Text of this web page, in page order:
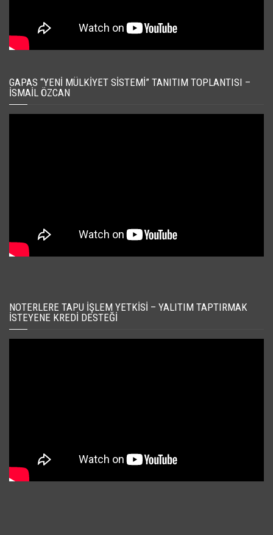
GAPAS “YENI MÜLKIYET SISTEMI” TANITIM TOPLANTISI –
İSMAIL ÖZCAN
NOTERLERE TAPU İŞLEM YETKISI – YALITIM TAPTIRMAK
İSTEYENE KREDI DESTEĞI